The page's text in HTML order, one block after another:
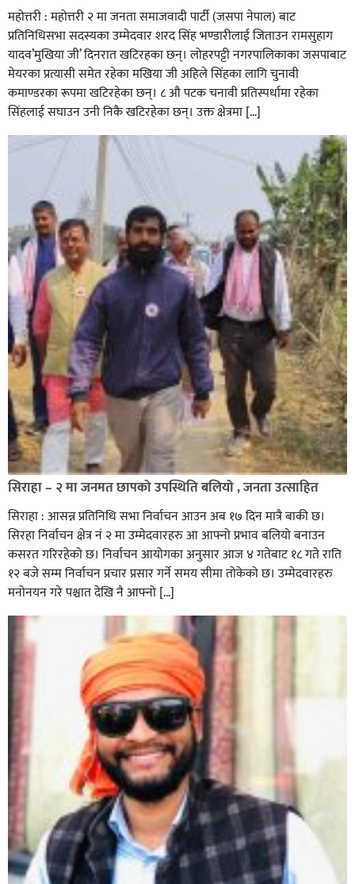
सिराहाको औरहीमा जेन-जी भेला सम्पन्न
महोत्तरी : महोत्तरी २ मा जनता समाजवादी पार्टी (जसपा नेपाल) बाट
प्रतिनिधिसभा सदस्यका उम्मेदवार शरद सिंह भण्डारीलाई जिताउन रामसुहाग
यादव’मुखिया जी’ दिनरात खटिरहका छन्। लोहरपट्टी नगरपालिकाका जसपाबाट
मेयरका प्रत्यासी समेत रहेका मखिया जी अहिले सिंहका लागि चुनावी
कमाण्डरका रूपमा खटिरहेका छन्। ८ औ पटक चनावी प्रतिस्पर्धामा रहेका
सिंहलाई सघाउन उनी निकै खटिरहेका छन्। उक्त क्षेत्रमा […]
सिराहा – २ मा जनमत छापको उपस्थिति बलियो , जनता उत्साहित
सिराहा : आसन्न प्रतिनिधि सभा निर्वाचन आउन अब १७ दिन मात्रै बाकी छ।
सिरहा निर्वाचन क्षेत्र नं २ मा उम्मेदवारहरु आ आफ्नो प्रभाव बलियो बनाउन
कसरत गरिरहेको छ। निर्वाचन आयोगका अनुसार आज ४ गतेबाट १८ गते राति
१२ बजे सम्म निर्वाचन प्रचार प्रसार गर्ने समय सीमा तोकेको छ। उम्मेदवारहरु
मनोनयन गरे पश्चात देखि नै आफ्नो […]